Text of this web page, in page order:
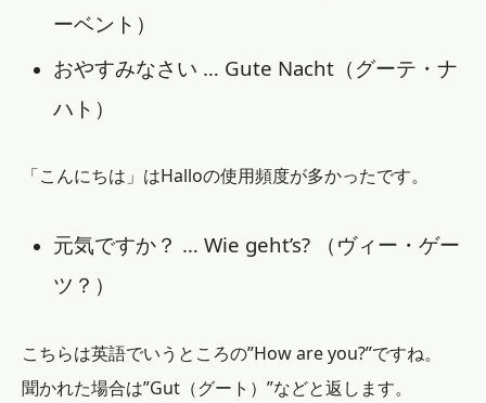
ーベント）
おやすみなさい … Gute Nacht（グーテ・ナ
ハト）
「こんにちは」はHalloの使用頻度が多かったです。
元気ですか？ … Wie geht’s? （ヴィー・ゲー
ツ？）
こちらは英語でいうところの”How are you?”ですね。
聞かれた場合は”Gut（グート）”などと返します。